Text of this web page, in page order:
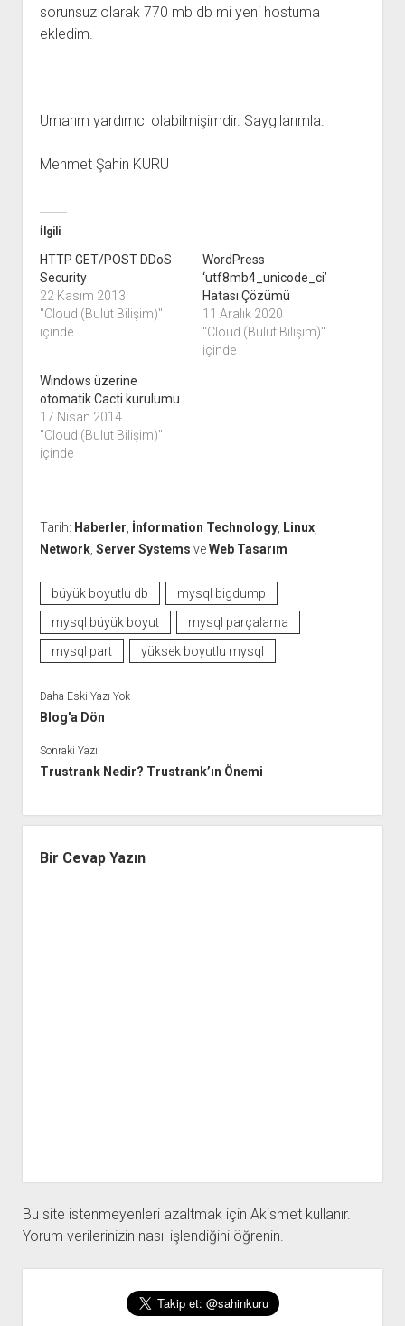
sorunsuz olarak 770 mb db mi yeni hostuma
ekledim.
Umarım yardımcı olabilmişimdir. Saygılarımla.
Mehmet Şahin KURU
İlgili
HTTP GET/POST DDoS
Security
22 Kasım 2013
"Cloud (Bulut Bilişim)"
içinde
WordPress
‘utf8mb4_unicode_ci’
Hatası Çözümü
11 Aralık 2020
"Cloud (Bulut Bilişim)"
içinde
Windows üzerine
otomatik Cacti kurulumu
17 Nisan 2014
"Cloud (Bulut Bilişim)"
içinde
Tarih: Haberler İnformation Technology, Linux,
Network, Server Systems veWeb Tasarım
büyük boyutlu db
mysql bigdump
mysql büyük boyut
mysql parçalama
mysql part
yüksek boyutlu mysql
Daha Eski Yazı Yok
Blog'a Dön
Sonraki Yazı
Trustrank Nedir? Trustrank’ın Önemi
Bir Cevap Yazın
Bu site istenmeyenleri azaltmak için Akismet kullanır.
Yorum verilerinizin nasıl işlendiğini öğrenin.